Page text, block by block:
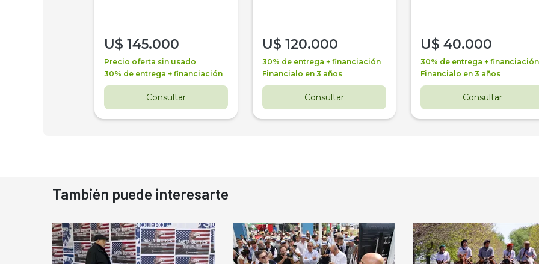
U$ 145.000
Precio oferta sin usado
30% de entrega + financiación
Consultar
U$ 120.000
30% de entrega + financiación
Financialo en 3 años
Consultar
U$ 40.000
30% de entrega + financiación
Financialo en 3 años
Consultar
También puede interesarte